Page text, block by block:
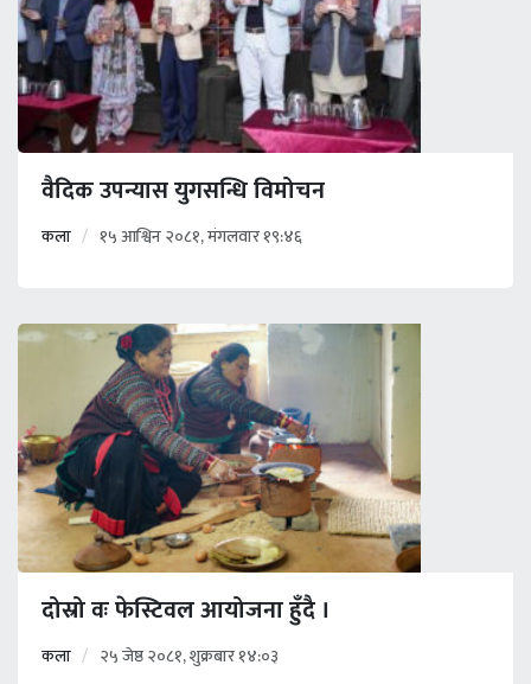
वैदिक उपन्यास युगसन्धि विमोचन
कला १५ आश्विन २०८१, मंगलवार १९:४६
दोस्रो वः फेस्टिवल आयोजना हुँदै ।
कला २५ जेष्ठ २०८१, शुक्रबार १४:०३